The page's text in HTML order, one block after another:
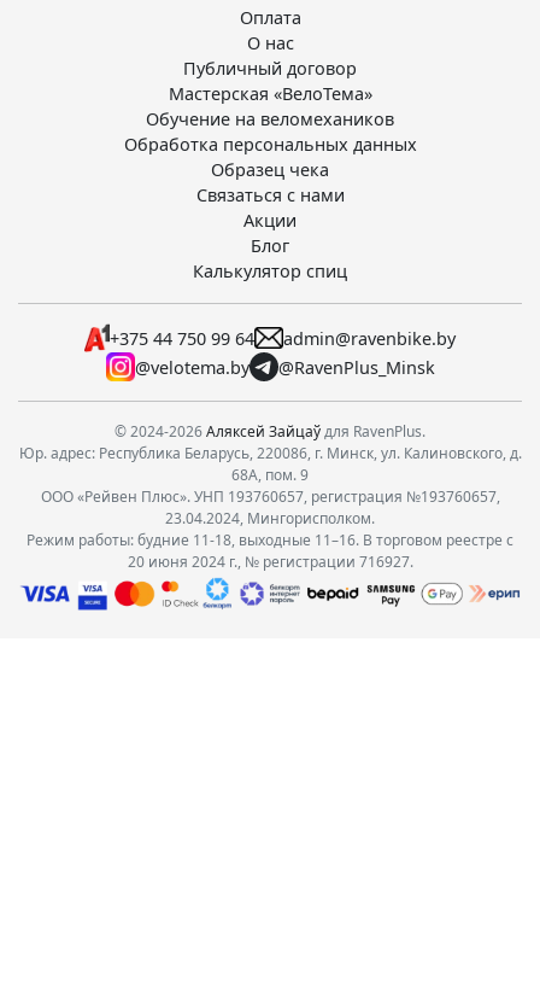
Оплата
О нас
Публичный договор
Мастерская «ВелоТема»
Обучение на веломехаников
Обработка персональных данных
Образец чека
Связаться с нами
Акции
Блог
Калькулятор спиц
+375 44 750 99 64
admin@ravenbike.by
@velotema.by
@RavenPlus_Minsk
© 2024-2026Аляксей Зайцаўдля RavenPlus.
Юр. адрес: Республика Беларусь, 220086, г. Минск, ул. Калиновского, д.
68А, пом. 9
ООО «Рейвен Плюс». УНП 193760657, регистрация №193760657,
23.04.2024, Мингорисполком.
Режим работы: будние 11-18, выходные 11–16. В торговом реестре с
20 июня 2024 г., № регистрации 716927.